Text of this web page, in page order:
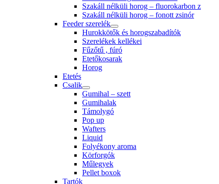
Szakáll nélküli horog – fluorokarbon z
Szakáll nélküli horog – fonott zsinór
Feeder szerelék
Hurokkötők és horogszabadítók
Szerelékek kellékei
Fűzőtű , fúró
Etetőkosarak
Horog
Etetés
Csalik
Gumihal – szett
Gumihalak
Támolygó
Pop up
Wafters
Liquid
Folyékony aroma
Körforgók
Műlegyek
Pellet boxok
Tartók